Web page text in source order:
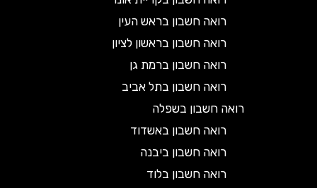
רואה חשבון בראש העין
רואה חשבון בראשון לציון
רואה חשבון ברמת גן
רואה חשבון בתל אביב
רואה חשבון בשפלה
רואה חשבון באשדוד
רואה חשבון ביבנה
רואה חשבון בלוד